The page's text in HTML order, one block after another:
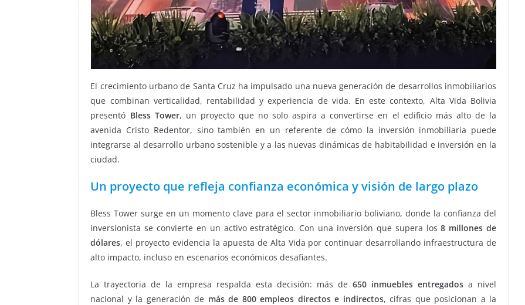
El crecimiento urbano de Santa Cruz ha impulsado una nueva generación de desarrollos inmobiliarios
que combinan verticalidad, rentabilidad y experiencia de vida. En este contexto, Alta Vida Bolivia
presentó Bless Tower, un proyecto que no solo aspira a convertirse en el edificio más alto de la
avenida Cristo Redentor, sino también en un referente de cómo la inversión inmobiliaria puede
integrarse al desarrollo urbano sostenible y a las nuevas dinámicas de habitabilidad e inversión en la
ciudad.
Un proyecto que refleja confianza económica y visión de largo plazo
Bless Tower surge en un momento clave para el sector inmobiliario boliviano, donde la confianza del
inversionista se convierte en un activo estratégico. Con una inversión que supera los8 millones de
dólares, el proyecto evidencia la apuesta de Alta Vida por continuar desarrollando infraestructura de
alto impacto, incluso en escenarios económicos desafiantes.
La trayectoria de la empresa respalda esta decisión: más de650 inmuebles entregados a nivel
nacional y la generación de más de 800 empleos directos e indirectos, cifras que posicionan a la